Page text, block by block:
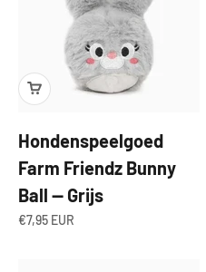
Hondenspeelgoed
Farm Friendz Bunny
Ball — Grijs
Aanbiedingsprijs
€7,95 EUR